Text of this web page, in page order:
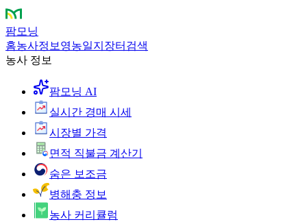
팜모닝
홈농사정보 영농일지 장터 검색
농사 정보
팜모닝 AI
실시간 경매 시세
시장별 가격
면적 직불금 계산기
숨은 보조금
병해충 정보
농사 커리큘럼